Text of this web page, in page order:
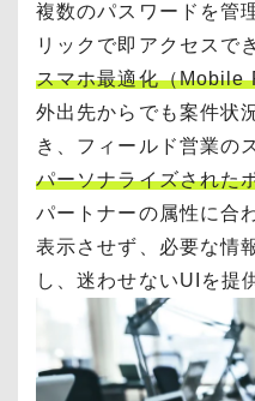
複数のパスワードを管
リックで即アクセスで
スマホ最適化（Mobile
外出先からでも案件状
き、フィールド営業の
パーソナライズされた
パートナーの属性に合
表示させず、必要な情
し、迷わせないUIを提